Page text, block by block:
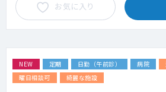
お気に入り
NEW 定期 日勤（午前診） 病院
曜日相談可
綺麗な施設